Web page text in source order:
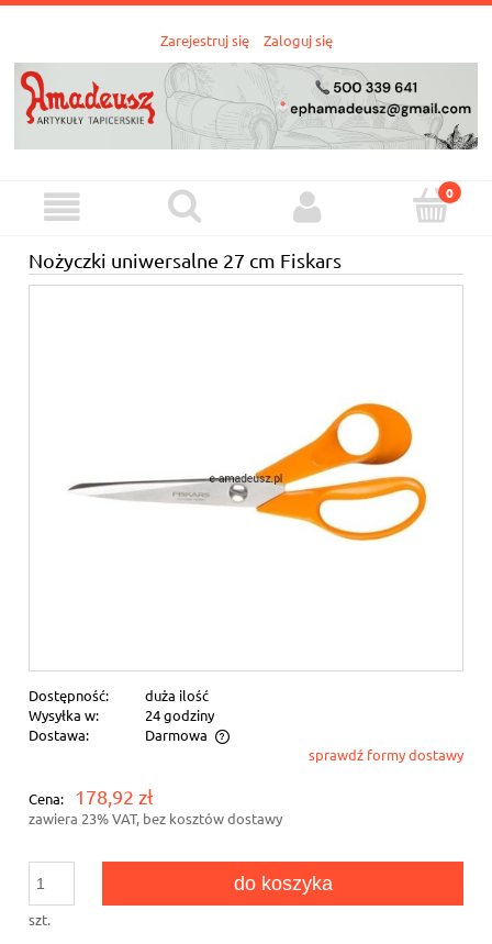
Zarejestruj się Zaloguj się
Nożyczki uniwersalne 27 cm Fiskars
Dostępność:
duża ilość
Wysyłka w:
24 godziny
Dostawa:
Darmowa
Cena nie zawiera ewentualnych kosztów płatnościsprawdź formy dostawy
Cena: 178,92 zł
zawiera 23% VAT, bez kosztów dostawy
szt.
do koszyka